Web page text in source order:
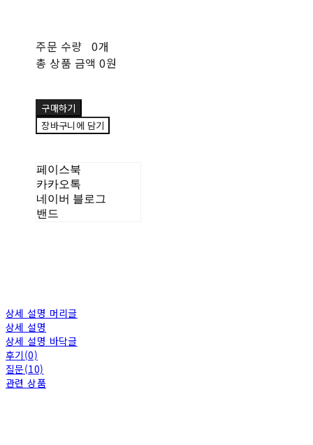
주문 수량 0개
총 상품 금액 0원
구매하기
장바구니에 담기
페이스북
카카오톡
네이버 블로그
밴드
상세 설명 머리글
상세 설명
상세 설명 바닥글
후기(0)
질문(10)
관련 상품